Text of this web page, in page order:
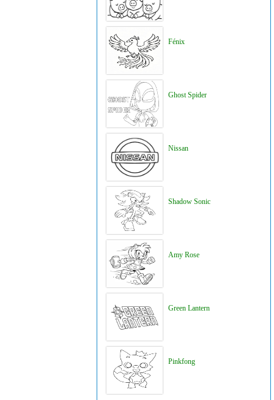
Fénix
Ghost Spider
Nissan
Shadow Sonic
Amy Rose
Green Lantern
Pinkfong